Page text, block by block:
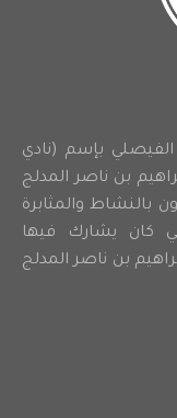
1374 هـ النادي الفيصلي بإسم (نادي
بن ناصر المدلج
بالنشاط والمثابرة
كان يشارك فيها
بن ناصر المدلج